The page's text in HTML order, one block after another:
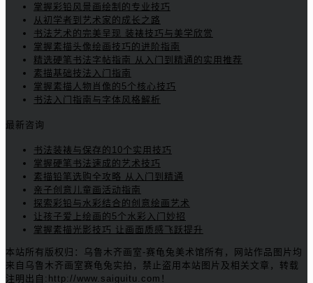
掌握彩铅风景画绘制的专业技巧
从初学者到艺术家的成长之路
书法艺术的完美呈现 装裱技巧与美学欣赏
掌握素描头像绘画技巧的进阶指南
精选硬笔书法字帖指南 从入门到精通的实用推荐
素描基础技法入门指南
掌握素描人物肖像的5个核心技巧
书法入门指南与字体风格解析
最新咨询
书法装裱与保存的10个实用技巧
掌握硬笔书法速成的艺术技巧
素描铅笔选购全攻略 从入门到精通
亲子创意儿童画活动指南
探索彩铅与水彩结合的创意绘画艺术
让孩子爱上绘画的5个水彩入门妙招
掌握素描光影技巧 让画面质感飞跃提升
本站所有版权归：乌鲁木齐画室-赛龟兔美术馆所有，网站作品图片均
来自乌鲁木齐画室赛龟兔实拍，禁止盗用本站图片及相关文章，转载
注明出自:http://www.saiguitu.com！